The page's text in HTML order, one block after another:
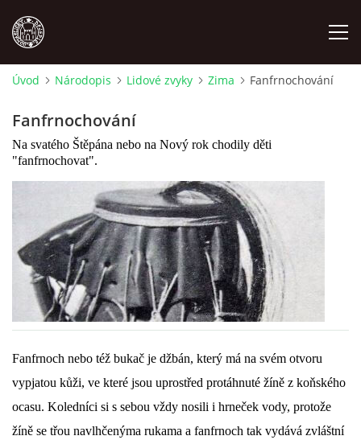
NÁRODOPIS
OSTATNÍ
ODKAZY
DŮL NA SLÍDU (NA KOLE)
Úvod Národopis Lidové zvyky Zima Fanfrnochování
Fanfrnochování
Na svatého Štěpána nebo na Nový rok chodily děti
"fanfrnochovat".
Fanfrnoch nebo též bukač je džbán, který má na svém otvoru
vypjatou kůži, ve které jsou uprostřed protáhnuté žíně z koňského
ocasu. Koledníci si s sebou vždy nosili i hrneček vody, protože
žíně se třou navlhčenýma rukama a fanfrnoch tak vydává zvláštní